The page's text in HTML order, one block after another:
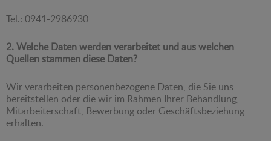
Tel.: 0941-2986930
2. Welche Daten werden verarbeitet und aus welchen
Quellen stammen diese Daten?
Wir verarbeiten personenbezogene Daten, die Sie uns
bereitstellen oder die wir im Rahmen Ihrer Behandlung,
Mitarbeiterschaft, Bewerbung oder Geschäftsbeziehung
erhalten.